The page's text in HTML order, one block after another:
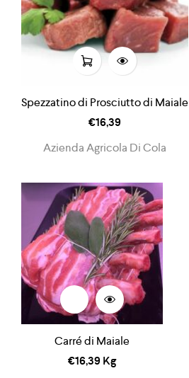
Spezzatino di Prosciutto di Maiale
€16,39
Azienda Agricola Di Cola
Carré di Maiale
€16,39 Kg